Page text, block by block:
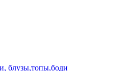
блузы,топы,боди